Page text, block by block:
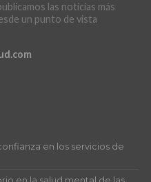
las noticias más
un punto de vista
en los servicios de